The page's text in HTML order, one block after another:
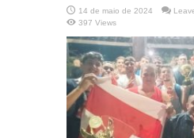
14 de maio de 2024
397 Views